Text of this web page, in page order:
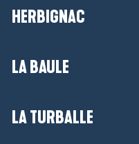
HERBIGNAC
LA BAULE
LA TURBALLE
Reinigungsmittel
Standorts